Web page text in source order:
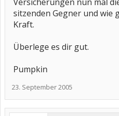
sitzenden Gegner und wie
Kraft.
Überlege es dir gut.
Pumpkin
23. September 2005